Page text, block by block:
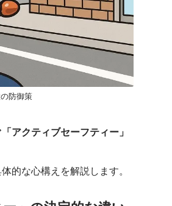
防御策
アクティブセーフティー」
的な心構えを解説します。